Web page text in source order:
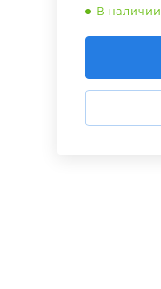
В наличии